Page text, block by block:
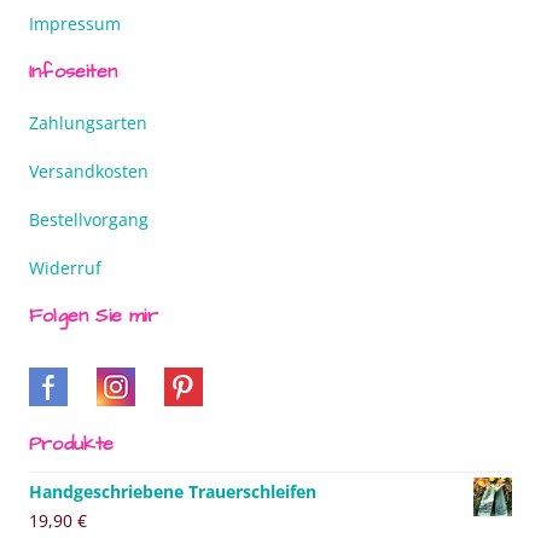
Impressum
Infoseiten
Zahlungsarten
Versandkosten
Bestellvorgang
Widerruf
Folgen Sie mir
Produkte
Handgeschriebene Trauerschleifen
19,90 €